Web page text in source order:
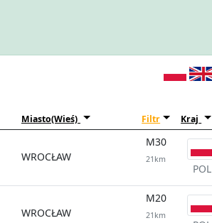
Miasto(Wieś) Filtr Kraj
WROCŁAW
M30
21km
POL
WROCŁAW
M20
21km